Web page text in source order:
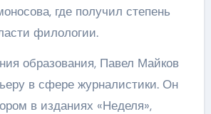
где получил степень
филологии.
образования, Павел Майков
в сфере журналистики. Он
в изданиях «Неделя»,